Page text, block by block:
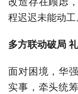
程迟迟未能动工
多方联动破局
面对困境，华
实事，牵头统